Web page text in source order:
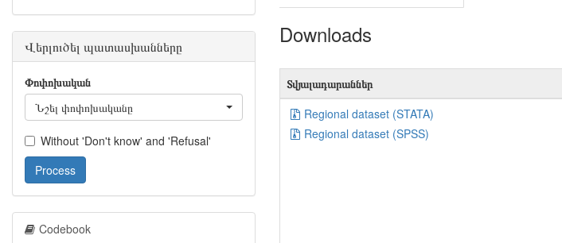
Downloads
Տվյալադարաններ
Regional dataset (STATA)
Regional dataset (SPSS)
Վերլուծել պատասխանները
Փոփոխական
Նշել փոփոխականը
Without 'Don't know' and 'Refusal'
Process
Codebook